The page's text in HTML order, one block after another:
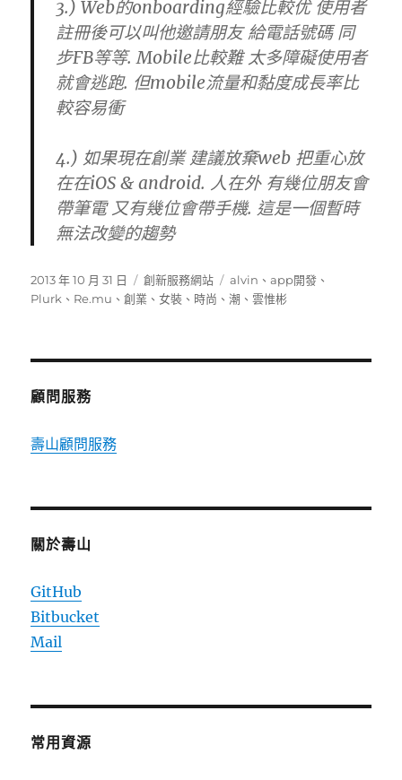
3.) Web的onboarding經驗比較优 使用者
註冊後可以叫他邀請朋友 給電話號碼 同
步FB等等. Mobile比較難 太多障礙使用者
就會逃跑. 但mobile流量和黏度成長率比
較容易衝
4.) 如果現在創業 建議放棄web 把重心放
在在iOS & android. 人在外 有幾位朋友會
帶筆電 又有幾位會帶手機. 這是一個暫時
無法改變的趨勢
發
佈
2013 年 10 月 31 日
分
類
創新服務網站
標
籤
alvin 、app開發 、
Plurk 、 Re.mu 、創業 、女裝 、 時尚 、潮 、雲惟彬
顧問服務
壽山顧問服務
關於壽山
GitHub
Bitbucket
Mail
常用資源